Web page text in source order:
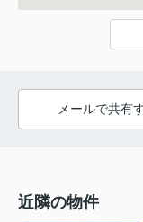
メールで共有
近隣の物件